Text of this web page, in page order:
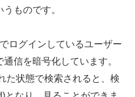
ものです。
ログインしているユーザー
信を暗号化しています。
た状態で検索されると、検